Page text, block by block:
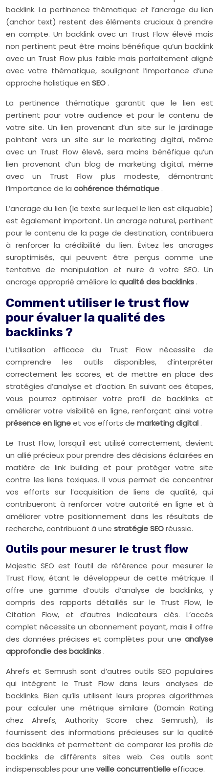
backlink. La pertinence thématique et l’ancrage du lien
(anchor text) restent des éléments cruciaux à prendre
en compte. Un backlink avec un Trust Flow élevé mais
non pertinent peut être moins bénéfique qu’un backlink
avec un Trust Flow plus faible mais parfaitement aligné
avec votre thématique, soulignant l’importance d’une
approche holistique en SEO.
La pertinence thématique garantit que le lien est
pertinent pour votre audience et pour le contenu de
votre site. Un lien provenant d’un site sur le jardinage
pointant vers un site sur le marketing digital, même
avec un Trust Flow élevé, sera moins bénéfique qu’un
lien provenant d’un blog de marketing digital, même
avec un Trust Flow plus modeste, démontrant
l’importance de la cohérence thématique.
L’ancrage du lien (le texte sur lequel le lien est cliquable)
est également important. Un ancrage naturel, pertinent
pour le contenu de la page de destination, contribuera
à renforcer la crédibilité du lien. Évitez les ancrages
suroptimisés, qui peuvent être perçus comme une
tentative de manipulation et nuire à votre SEO. Un
ancrage approprié améliore la qualité des backlinks.
Comment utiliser le trust flow
pour évaluer la qualité des
backlinks ?
L’utilisation efficace du Trust Flow nécessite de
comprendre les outils disponibles, d’interpréter
correctement les scores, et de mettre en place des
stratégies d’analyse et d’action. En suivant ces étapes,
vous pourrez optimiser votre profil de backlinks et
améliorer votre visibilité en ligne, renforçant ainsi votre
présence en ligneet vos efforts de marketing digital.
Le Trust Flow, lorsqu’il est utilisé correctement, devient
un allié précieux pour prendre des décisions éclairées en
matière de link building et pour protéger votre site
contre les liens toxiques. Il vous permet de concentrer
vos efforts sur l’acquisition de liens de qualité, qui
contribueront à renforcer votre autorité en ligne et à
améliorer votre positionnement dans les résultats de
recherche, contribuant à une stratégie SEOréussie.
Outils pour mesurer le trust flow
Majestic SEO est l’outil de référence pour mesurer le
Trust Flow, étant le développeur de cette métrique. Il
offre une gamme d’outils d’analyse de backlinks, y
compris des rapports détaillés sur le Trust Flow, le
Citation Flow, et d’autres indicateurs clés. L’accès
complet nécessite un abonnement payant, mais il offre
des données précises et complètes pour une analyse
approfondie des backlinks.
Ahrefs et Semrush sont d’autres outils SEO populaires
qui intègrent le Trust Flow dans leurs analyses de
backlinks. Bien qu’ils utilisent leurs propres algorithmes
pour calculer une métrique similaire (Domain Rating
chez Ahrefs, Authority Score chez Semrush), ils
fournissent des informations précieuses sur la qualité
des backlinks et permettent de comparer les profils de
backlinks de différents sites web. Ces outils sont
indispensables pour une veille concurrentielleefficace.